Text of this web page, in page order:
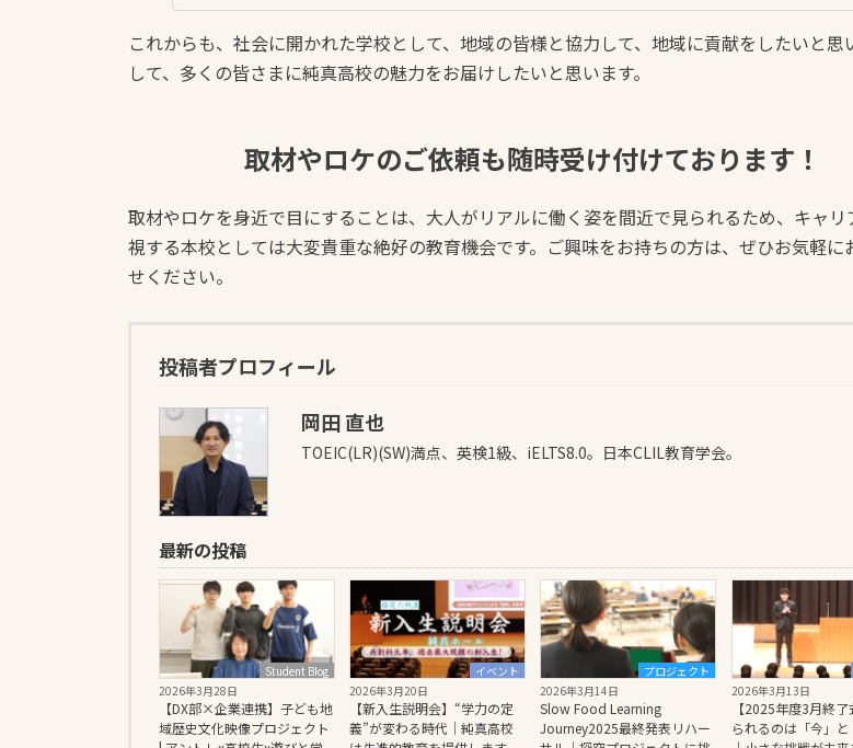
これからも、社会に開かれた学校として、地域の皆様と協力して、地域に貢献をしたいと思
して、多くの皆さまに純真高校の魅力をお届けしたいと思います。
取材やロケのご依頼も随時受け付けております！
取材やロケを身近で目にすることは、大人がリアルに働く姿を間近で見られるため、キャリ
視する本校としては大変貴重な絶好の教育機会です。ご興味をお持ちの方は、ぜひお気軽に
せください。
投稿者プロフィール
岡田 直也
TOEIC(LR)(SW)満点、英検1級、iELTS8.0。日本CLIL教育学会。
最新の投稿
Student Blog
2026年3月28日
【DX部×企業連携】子ども地
域歴史文化映像プロジェクト
イベント
2026年3月20日
【新入生説明会】“学力の定
義”が変わる時代｜純真高校
プロジェクト
2026年3月14日
Slow Food Learning
Journey2025最終発表リハー
2026年3月13日
【2025年度3月終
られるのは「今」と